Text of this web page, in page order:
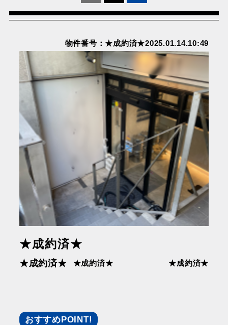
の
物件番号：★成約済★2025.01.14.10:49
★成約済★
★成約済★ ★成約済★ ★成約済★
おすすめPOINT!